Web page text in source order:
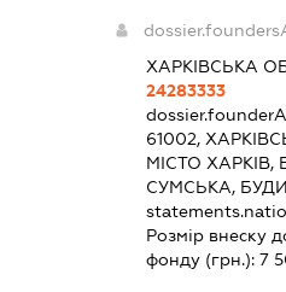
ХАРКІВСЬКА
24283333
61002,
МІСТО ХАРКІВ,
СУМСЬКА,
Розмір внеску
фонду (грн.):7